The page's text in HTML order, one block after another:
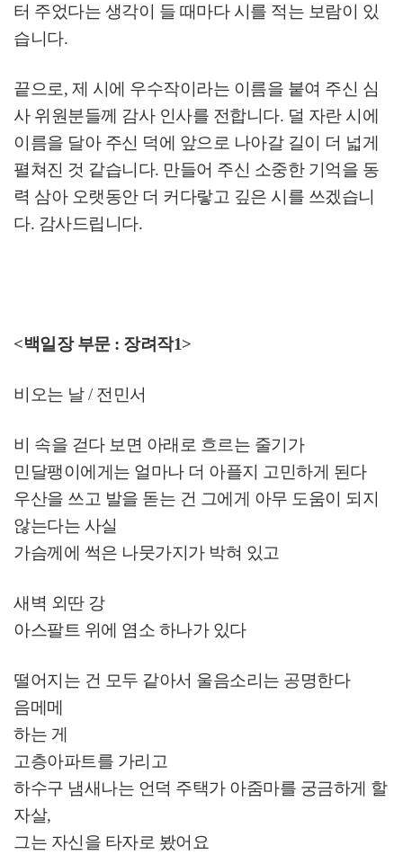
터 주었다는 생각이 들 때마다 시를 적는 보람이 있
습니다.
끝으로, 제 시에 우수작이라는 이름을 붙여 주신 심
사 위원분들께 감사 인사를 전합니다. 덜 자란 시에
이름을 달아 주신 덕에 앞으로 나아갈 길이 더 넓게
펼쳐진 것 같습니다. 만들어 주신 소중한 기억을 동
력 삼아 오랫동안 더 커다랗고 깊은 시를 쓰겠습니
다. 감사드립니다.
<백일장 부문 : 장려작1>
비오는 날 /전민서
비 속을 걷다 보면 아래로 흐르는 줄기가
민달팽이에게는 얼마나 더 아플지 고민하게 된다
우산을 쓰고 발을 돋는 건 그에게 아무 도움이 되지
않는다는 사실
가슴께에 썩은 나뭇가지가 박혀 있고
새벽 외딴 강
아스팔트 위에 염소 하나가 있다
떨어지는 건 모두 같아서 울음소리는 공명한다
음메메
하는 게
고층아파트를 가리고
하수구 냄새나는 언덕 주택가 아줌마를 궁금하게 할
자살,
그는 자신을 타자로 봤어요